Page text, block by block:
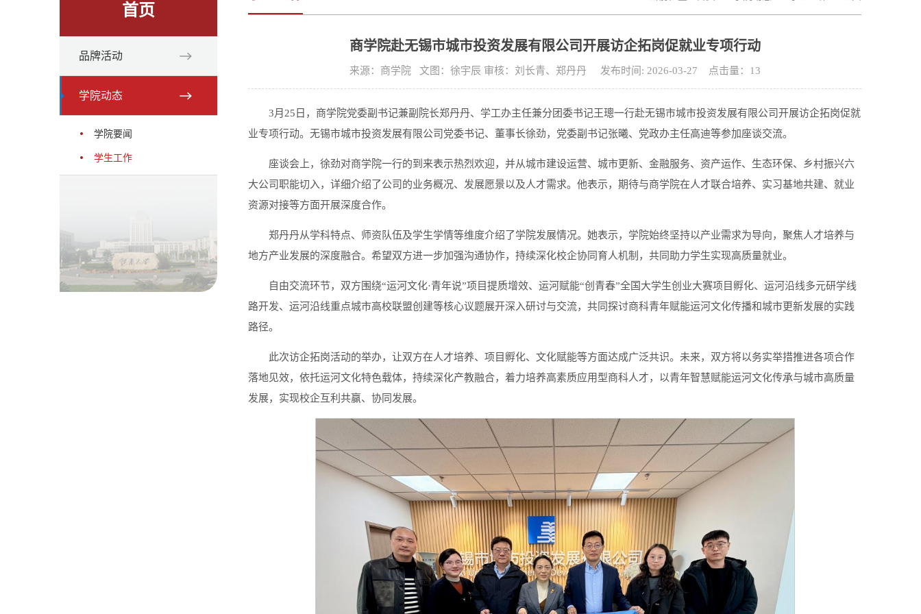
首页
品牌活动
学院动态
学院要闻
学生工作
商学院赴无锡市城市投资发展有限公司开展访企拓岗促就业专项行动
来源：商学院 文图：徐宇辰 审核：刘长青、郑丹丹 发布时间: 2026-03-27 点击量： 13
3月25日，商学院党委副书记兼副院长郑丹丹、学工办主任兼分团委书记王璁一行赴无锡市城市投资发展有限公司开展访企拓岗促就
业专项行动。无锡市城市投资发展有限公司党委书记、董事长徐劲，党委副书记张曦、党政办主任高迪等参加座谈交流。
座谈会上，徐劲对商学院一行的到来表示热烈欢迎，并从城市建设运营、城市更新、金融服务、资产运作、生态环保、乡村振兴六
大公司职能切入，详细介绍了公司的业务概况、发展愿景以及人才需求。他表示，期待与商学院在人才联合培养、实习基地共建、就业
资源对接等方面开展深度合作。
郑丹丹从学科特点、师资队伍及学生学情等维度介绍了学院发展情况。她表示，学院始终坚持以产业需求为导向，聚焦人才培养与
地方产业发展的深度融合。希望双方进一步加强沟通协作，持续深化校企协同育人机制，共同助力学生实现高质量就业。
自由交流环节，双方围绕“运河文化·青年说”项目提质增效、运河赋能“创青春”全国大学生创业大赛项目孵化、运河沿线多元研学线
路开发、运河沿线重点城市高校联盟创建等核心议题展开深入研讨与交流，共同探讨商科青年赋能运河文化传播和城市更新发展的实践
路径。
此次访企拓岗活动的举办，让双方在人才培养、项目孵化、文化赋能等方面达成广泛共识。未来，双方将以务实举措推进各项合作
落地见效，依托运河文化特色载体，持续深化产教融合，着力培养高素质应用型商科人才，以青年智慧赋能运河文化传承与城市高质量
发展，实现校企互利共赢、协同发展。